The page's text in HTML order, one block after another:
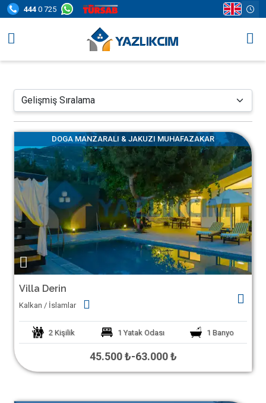
444 0 725
Bölgeler
Fırsatlar
Bilgi Sayfaları
Blog
İletişim
DOGA MANZARALI & JAKUZI MUHAFAZAKAR
Villa Derin
Kalkan / İslamlar
2 Kişilik 1 Yatak Odası 1 Banyo
45.500 ₺-63.000 ₺